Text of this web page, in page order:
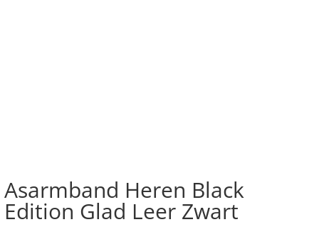
Asarmband Heren Black
Edition Glad Leer Zwart